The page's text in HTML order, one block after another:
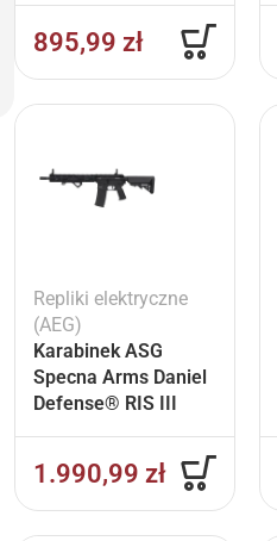
895,99 zł
Repliki elektryczne
(AEG)
Karabinek ASG
Specna Arms Daniel
Defense® RIS III
Prime™ BLDC™ Aster
II ETU Czarny
1.990,99 zł